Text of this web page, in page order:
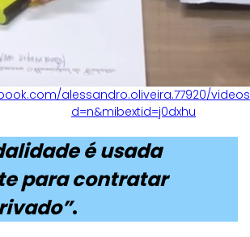
alessandro.oliveira.77920/videos/
d=n&mibextid=j0dxhu
é usada
para contratar
.